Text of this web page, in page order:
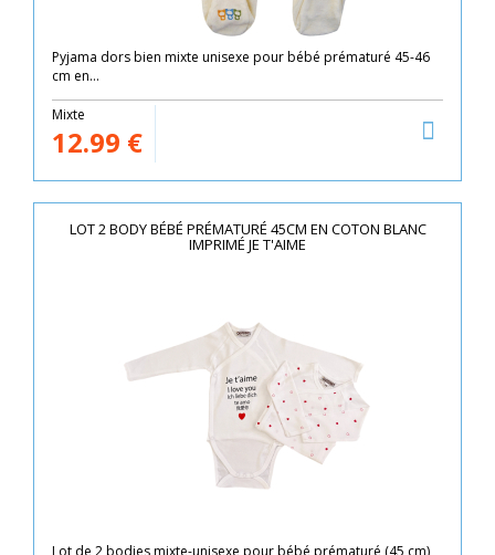
Pyjama dors bien mixte unisexe pour bébé prématuré 45-46
cm en...
Mixte
12.99 €
LOT 2 BODY BÉBÉ PRÉMATURÉ 45CM EN COTON BLANC
IMPRIMÉ JE T'AIME
Lot de 2 bodies mixte-unisexe pour bébé prématuré (45 cm)